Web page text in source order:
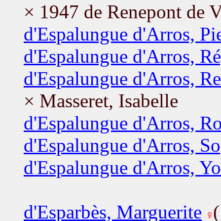
× 1947 de Renepont de
d'Espalungue d'Arros,
d'Espalungue d'Arros,
d'Espalungue d'Arros,
× Masseret, Isabelle
d'Espalungue d'Arros,
d'Espalungue d'Arros,
d'Espalungue d'Arros,
d'Esparbès, Marguerite